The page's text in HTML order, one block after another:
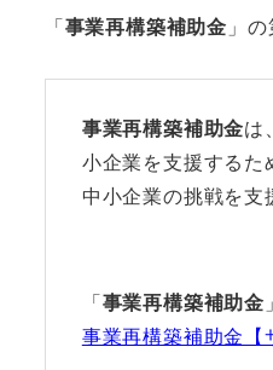
「事業再構築補助金 」
事業再構築補助金は
小企業を支援するた
中小企業の挑戦を支
「事業再構築補助金
事業再構築補助金【